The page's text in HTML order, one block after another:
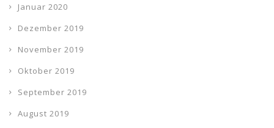
Januar 2020
Dezember 2019
November 2019
Oktober 2019
September 2019
August 2019